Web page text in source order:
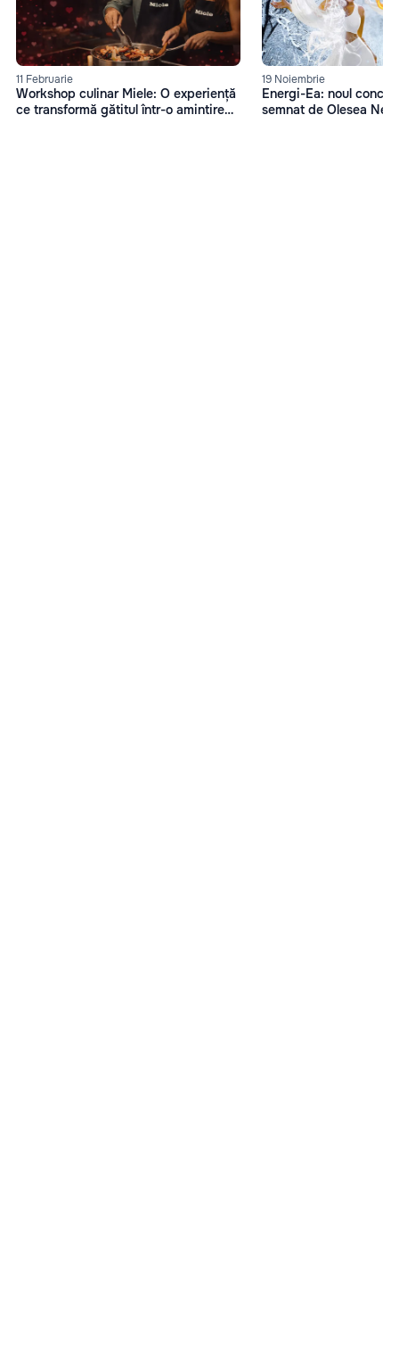
11 Februarie
Workshop culinar Miele: O experiență
ce transformă gătitul într-o amintire
19 Noiembrie
Energi-Ea: noul
semnat de Olesea